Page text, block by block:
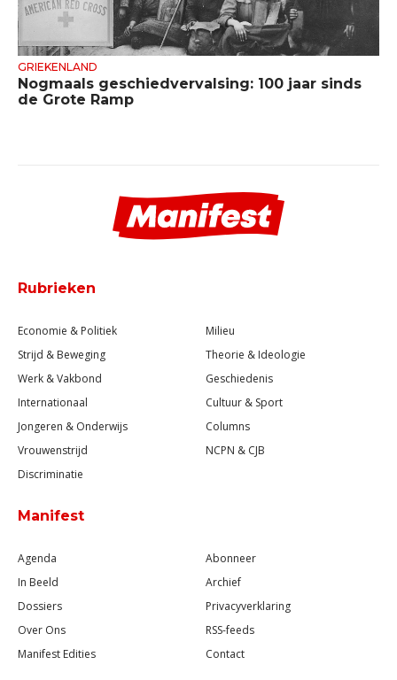
GRIEKENLAND
Nogmaals geschiedvervalsing: 100 jaar sinds
de Grote Ramp
Rubrieken
Economie & Politiek
Strijd & Beweging
Werk & Vakbond
Internationaal
Jongeren & Onderwijs
Vrouwenstrijd
Discriminatie
Milieu
Theorie & Ideologie
Geschiedenis
Cultuur & Sport
Columns
NCPN & CJB
Manifest
Agenda
In Beeld
Dossiers
Over Ons
Manifest Edities
Abonneer
Archief
Privacyverklaring
RSS-feeds
Contact